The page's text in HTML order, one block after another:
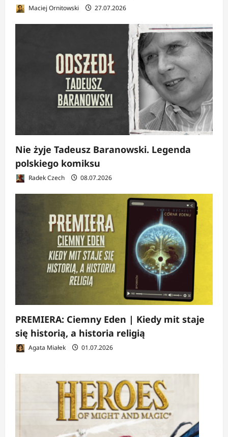
Maciej Ornitowski 27.07.2026
Nie żyje Tadeusz Baranowski. Legenda
polskiego komiksu
Radek Czech 08.07.2026
PREMIERA: Ciemny Eden | Kiedy mit staje
się historią, a historia religią
Agata Miałek 01.07.2026